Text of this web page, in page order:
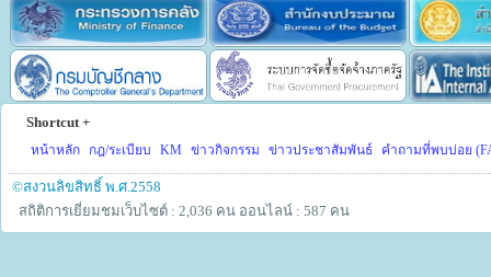
Shortcut +
หน้าหลัก กฎ/ระเบียบ KM ข่าวกิจกรรม ข่าวประชาสัมพันธ์ คำถามที่พบบ่อย
©สงวนลิขสิทธิ์ พ.ศ.2558
สถิติการเยี่ยมชมเว็บไซต์ : 2,036 คน ออนไลน์ : 587 คน